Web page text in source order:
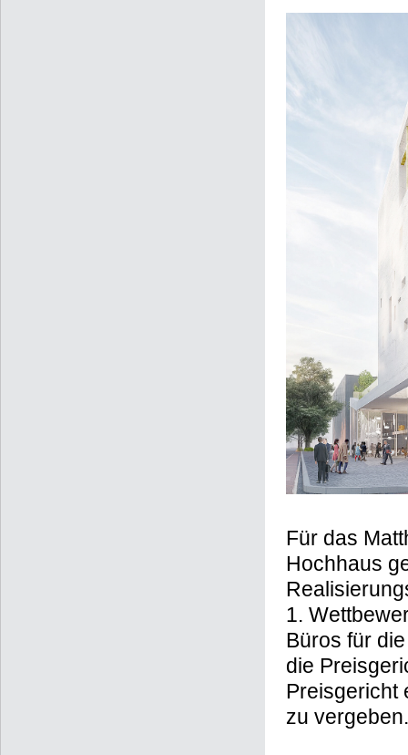
Für das
Hochhaus
1.
Büros für
die
Preisgericht
zu vergeben.